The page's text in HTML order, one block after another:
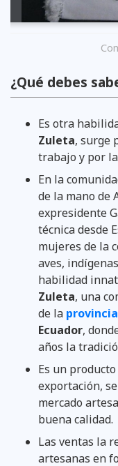
¿Qué debes
Es otra
Zuleta, surge
trabajo y por
En la
de la mano de
expresidente
técnica desde
mujeres de la
aves,
habilidad
Zuleta, una
de la
Ecuador,
años la
Es un
exportación,
mercado
buena calidad.
Las ventas la
artesanas en